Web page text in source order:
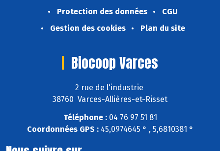
Protection des données
CGU
Gestion des cookies
Plan du site
Biocoop Varces
2 rue de l'industrie
38760 Varces-Allières-et-Risset
Téléphone :04 76 97 51 81
Coordonnées GPS :45,0974645 ° , 5,6810381 °